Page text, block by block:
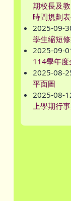
期校長及
時間規劃
2025-09-
學生縮短
2025-09-
114學年
2025-08-
平面圖
2025-08-
上學期行